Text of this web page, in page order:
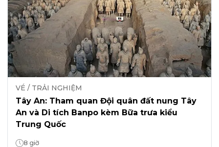
VÉ / TRẢI NGHIỆM
Tây An: Tham quan Đội quân đất nung Tây
An và Di tích Banpo kèm Bữa trưa kiểu
Trung Quốc
8 giờ